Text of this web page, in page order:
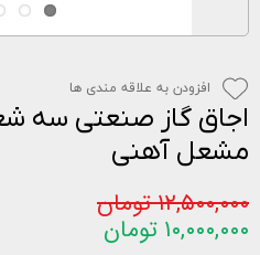
مشعل آهنی
۱۲,۵۰۰,۰۰۰ تومان
۱۰,۰۰۰,۰۰۰ تومان
افزودن به علاقه مندی ها